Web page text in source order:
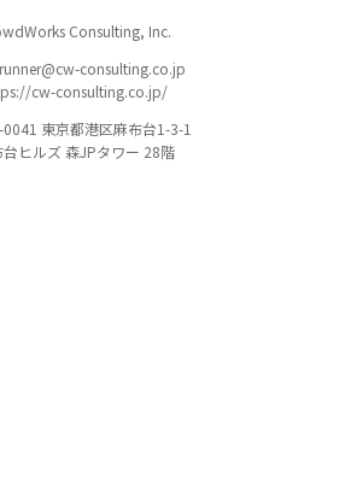
Consulting, Inc.
consulting.co.jp
cw-consulting.co.jp/
0041 東京都港区麻布台1-3-1
ヒルズ 森JPタワー 28階